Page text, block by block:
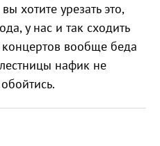
хотите урезать это,
у нас и так сходить
концертов вообще беда
нафик не